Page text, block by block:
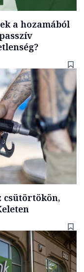
a hozamából
csütörtökön,